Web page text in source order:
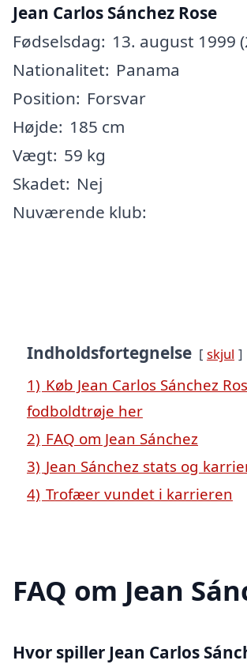
Jean Carlos Sánchez Rose
Fødselsdag: 13. august 1999
Nationalitet: Panama
Position: Forsvar
Højde: 185 cm
Vægt: 59 kg
Skadet: Nej
Nuværende klub:
Indholdsfortegnelse skjul
1) Køb Jean Carlos Sánchez
fodboldtrøje her
2) FAQ om Jean Sánchez
3) Jean Sánchez stats og
4) Trofæer vundet i karrieren
FAQ om Jean
Hvor spiller Jean Carlos